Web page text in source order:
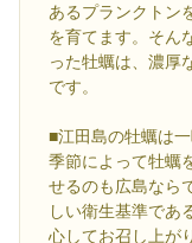
あるプランクトン
を育てます。そん
った牡蠣は、濃厚
です。
■江田島の牡蠣は一
季節によって牡蠣
せるのも広島なら
しい衛生基準であ
心してお召し上が